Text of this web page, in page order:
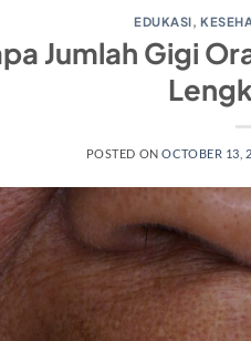
EDUKASI,
Jumlah Gigi
POSTED ONOCTOBER 13,